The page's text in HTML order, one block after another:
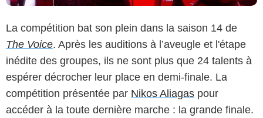
La compétition bat son plein dans la saison 14 de
The Voice. Après les auditions à l’aveugle et l'étape
inédite des groupes, ils ne sont plus que 24 talents à
espérer décrocher leur place en demi-finale. La
compétition présentée par Nikos Aliagas pour
accéder à la toute dernière marche : la grande finale.